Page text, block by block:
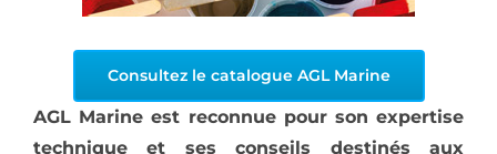
Consultez le catalogue AGL Marine
AGL Marine est reconnue pour son expertise
technique et ses conseils destinés aux